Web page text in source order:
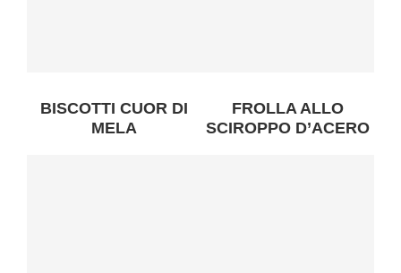
BISCOTTI CUOR DI
MELA
FROLLA ALLO
SCIROPPO D’ACERO